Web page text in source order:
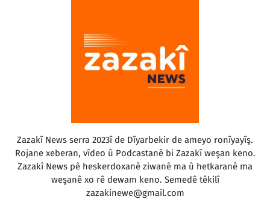
Zazakî News serra 2023î de Dîyarbekir de ameyo ronîyayîş.
Rojane xeberan, vîdeo û Podcastanê bi Zazakî weşan keno.
Zazakî News pê heskerdoxanê ziwanê ma û hetkaranê ma
weşanê xo rê dewam keno. Semedê têkilî
zazakinewe@gmail.com